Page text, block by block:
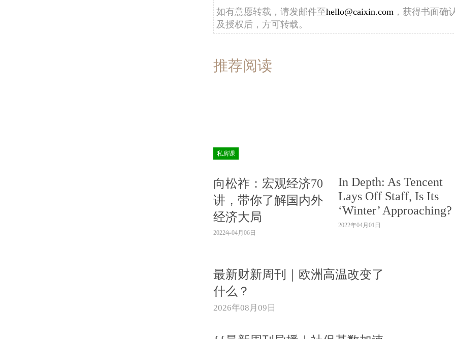
如有意愿转载，请发邮件至hello@caixin.com ，获得书面确
及授权后，方可转载。
推荐阅读
私房课
向松祚：宏观经济70
讲，带你了解国内外
经济大局
2022年04月06日
In Depth: As Tencent
Lays Off Staff, Is Its
‘Winter’ Approaching?
2022年04月01日
最新财新周刊｜欧洲高温改变了
什么？
2026年08月09日